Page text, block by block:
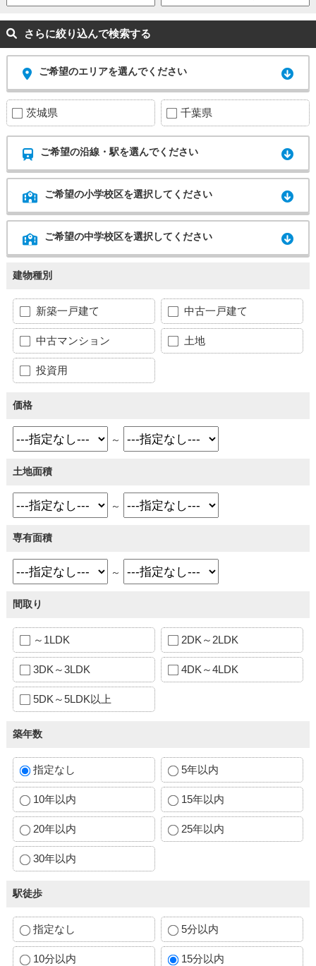
さらに絞り込んで検索する
ご希望のエリアを選んでください
茨城県 千葉県
ご希望の沿線・駅を選んでください
ご希望の小学校区を選択してください
ご希望の中学校区を選択してください
建物種別
新築一戸建て 中古一戸建て
中古マンション 土地
投資用
価格
～
土地面積
～
専有面積
～
間取り
～1LDK 2DK～2LDK
3DK～3LDK 4DK～4LDK
5DK～5LDK以上
築年数
指定なし 5年以内
10年以内 15年以内
20年以内 25年以内
30年以内
駅徒歩
指定なし 5分以内
10分以内 15分以内